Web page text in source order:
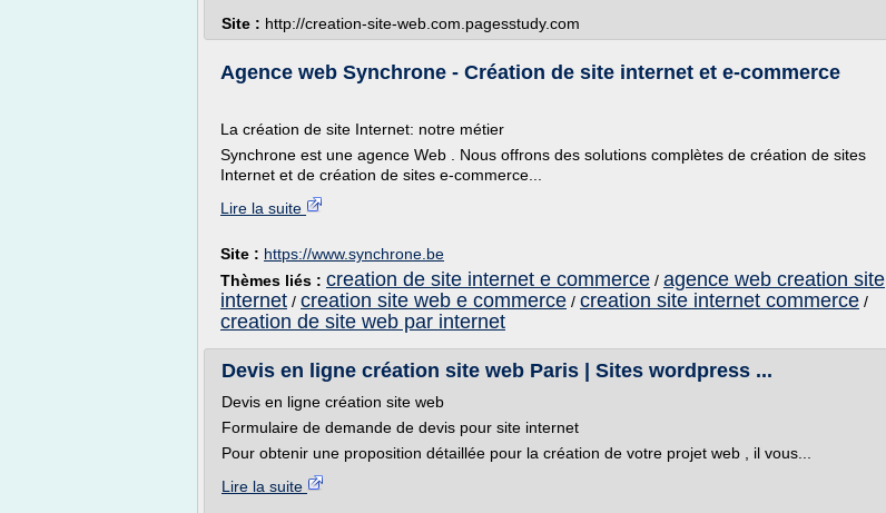
Site : http://creation-site-web.com.pagesstudy.com
Agence web Synchrone - Création de site internet et e-commerce
La création de site Internet: notre métier
Synchrone est une agence Web . Nous offrons des solutions complètes de création de sites
Internet et de création de sites e-commerce...
Lire la suite
Site : https://www.synchrone.be
Thèmes liés : creation de site internet e commerce / agence web creation site
internet / creation site web e commerce / creation site internet commerce /
creation de site web par internet
Devis en ligne création site web Paris | Sites wordpress ...
Devis en ligne création site web
Formulaire de demande de devis pour site internet
Pour obtenir une proposition détaillée pour la création de votre projet web , il vous...
Lire la suite